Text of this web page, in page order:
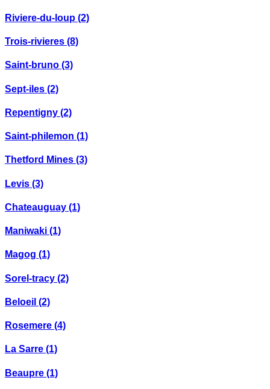
Riviere-du-loup (2)
Trois-rivieres (8)
Saint-bruno (3)
Sept-iles (2)
Repentigny (2)
Saint-philemon (1)
Thetford Mines (3)
Levis (3)
Chateauguay (1)
Maniwaki (1)
Magog (1)
Sorel-tracy (2)
Beloeil (2)
Rosemere (4)
La Sarre (1)
Beaupre (1)